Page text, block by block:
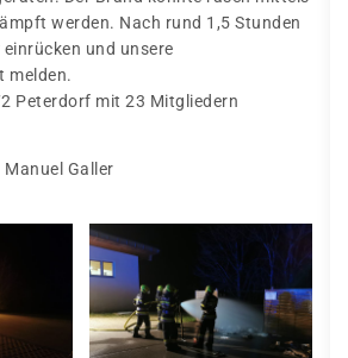
werden. Nach rund 1,5 Stunden
und unsere
melden.
Peterdorf mit 23 Mitgliedern
Galler